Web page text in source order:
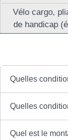
Vélo cargo,
de handicap
Quelles
Quelles
Quel est le